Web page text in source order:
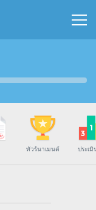
ทัวร์นาเมนต์ ประเมิ